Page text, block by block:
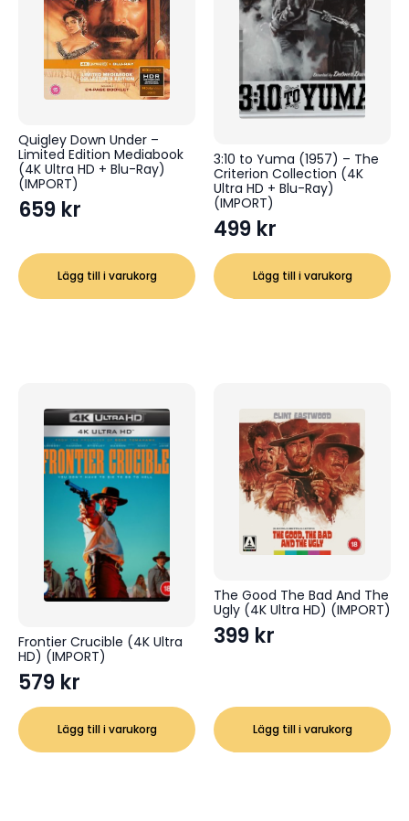
Quigley Down Under –
Limited Edition Mediabook
(4K Ultra HD + Blu-Ray)
(IMPORT)
659 kr
Lägg till i varukorg
3:10 to Yuma (1957) – The
Criterion Collection (4K
Ultra HD + Blu-Ray)
(IMPORT)
499 kr
Lägg till i varukorg
Frontier Crucible (4K Ultra
HD) (IMPORT)
579 kr
Lägg till i varukorg
The Good The Bad And The
Ugly (4K Ultra HD) (IMPORT)
399 kr
Lägg till i varukorg